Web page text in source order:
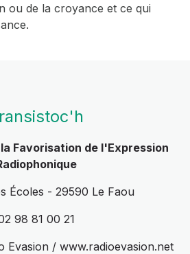
ou de la croyance et ce qui
Favorisation de l'Expression
Écoles - 29590 Le Faou
98 81 00 21
Evasion / www.radioevasion.net